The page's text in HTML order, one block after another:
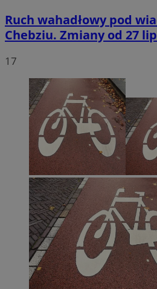
Ruch wahadłowy pod
Chebziu. Zmiany od 27
17